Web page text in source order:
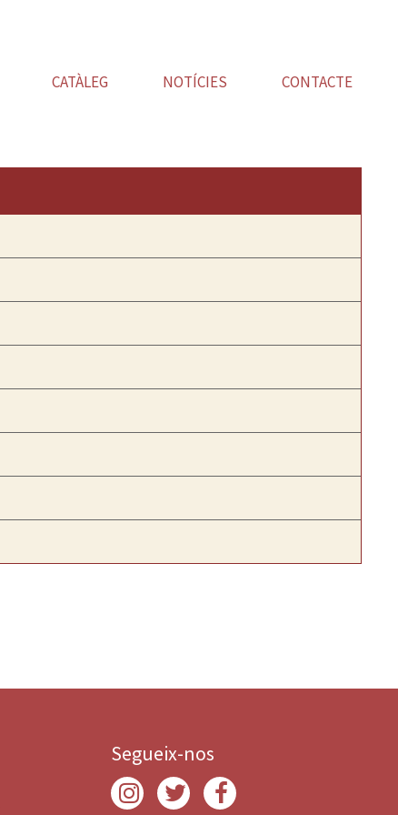
CATÀLEG NOTÍCIES CONTACTE
Segueix-nos